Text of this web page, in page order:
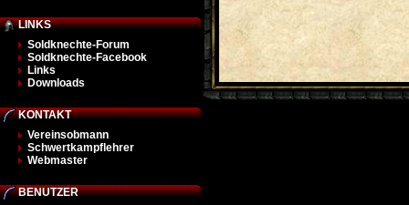
LINKS
Soldknechte-Forum
Soldknechte-Facebook
Links
Downloads
KONTAKT
Vereinsobmann
Schwertkampflehrer
Webmaster
BENUTZER